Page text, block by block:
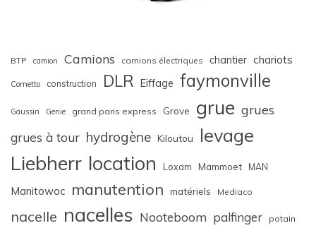
BTP camion Camions camions électriques chantier chariots
Cometto construction DLR Eiffage faymonville
Gaussin Genie grand paris express Grove grue grues
grues à tour hydrogène Kiloutou levage
Liebherr location Loxam Mammoet MAN
Manitowoc manutention matériels Mediaco
nacelle nacelles Nooteboom palfinger potain